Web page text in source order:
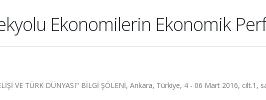
Ekonomilerin Ekonomik
VE TÜRK DÜNYASI" BİLGİ ŞÖLENİ, Ankara, Türkiye, 4 - 06 Mart 2016, cilt.1,